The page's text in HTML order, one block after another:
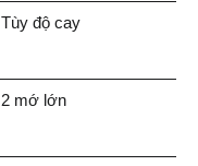
Tùy độ cay
2 mớ lớn